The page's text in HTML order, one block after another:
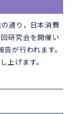
通り，日本消費
研究会を開催い
が行われます。
上げます。